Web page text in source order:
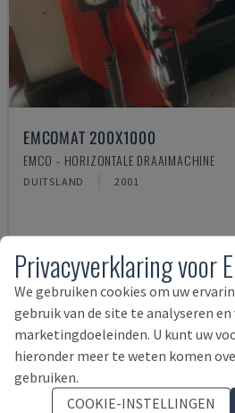
EMCOMAT 200X1000
EMCO - HORIZONTALE DRAAIMACHINE
DUITSLAND 2001
Privacyverklaring voor
We gebruiken cookies om uw
gebruik van de site te analyseren
marketingdoeleinden. U kunt uw
hieronder meer te weten komen
gebruiken.
COOKIE-INSTELLINGEN